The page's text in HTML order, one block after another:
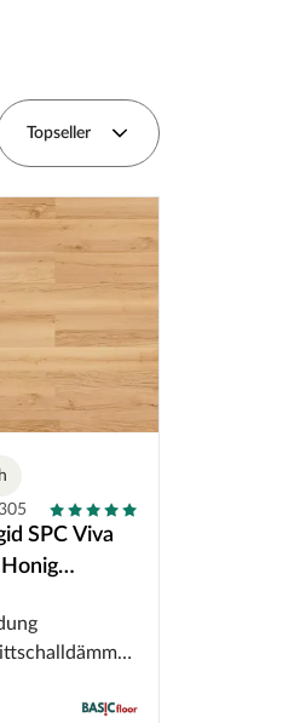
Topseller
SPC Viva